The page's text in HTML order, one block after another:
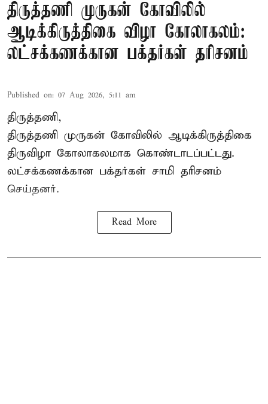
திருத்தணி முருகன் கோவிலில்
ஆடிக்கிருத்திகை விழா கோலாகலம்:
லட்சக்கணக்கான பக்தர்கள் தரிசனம்
Published on: 07 Aug 2026, 5:11 am
திருத்தணி,
திருத்தணி முருகன் கோவிலில் ஆடிக்கிருத்திகை
திருவிழா கோலாகலமாக கொண்டாடப்பட்டது.
லட்சக்கணக்கான பக்தர்கள் சாமி தரிசனம்
செய்தனர்.
Read More